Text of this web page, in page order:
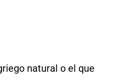
natural o el que